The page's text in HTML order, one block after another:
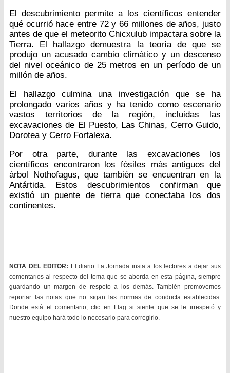
El descubrimiento permite a los científicos entender
qué ocurrió hace entre 72 y 66 millones de años, justo
antes de que el meteorito Chicxulub impactara sobre la
Tierra. El hallazgo demuestra la teoría de que se
produjo un acusado cambio climático y un descenso
del nivel oceánico de 25 metros en un período de un
millón de años.
El hallazgo culmina una investigación que se ha
prolongado varios años y ha tenido como escenario
vastos territorios de la región, incluidas las
excavaciones de El Puesto, Las Chinas, Cerro Guido,
Dorotea y Cerro Fortalexa.
Por otra parte, durante las excavaciones los
científicos encontraron los fósiles más antiguos del
árbol Nothofagus, que también se encuentran en la
Antártida. Estos descubrimientos confirman que
existió un puente de tierra que conectaba los dos
continentes.
NOTA DEL EDITOR: El diario La Jornada insta a los lectores a dejar sus
comentarios al respecto del tema que se aborda en esta página, siempre
guardando un margen de respeto a los demás. También promovemos
reportar las notas que no sigan las normas de conducta establecidas.
Donde está el comentario, clic en Flag si siente que se le irrespetó y
nuestro equipo hará todo lo necesario para corregirlo.